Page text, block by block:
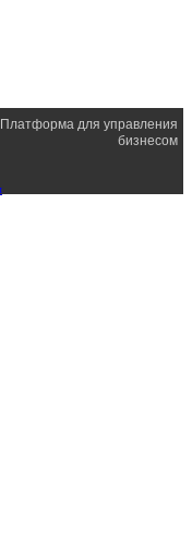
Платформа для управления
бизнесом